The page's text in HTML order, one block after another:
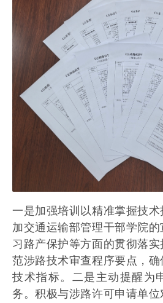
一是加强培训以精准掌握技
加交通运输部管理干部学院
习路产保护等方面的贯彻落
范涉路技术审查程序要点，
技术指标。二是主动提醒为
务。积极与涉路许可申请单